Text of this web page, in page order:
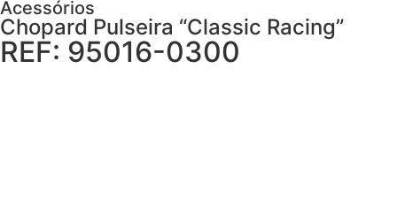
Acessórios
Chopard Pulseira “Classic Racing”
REF: 95016-0300